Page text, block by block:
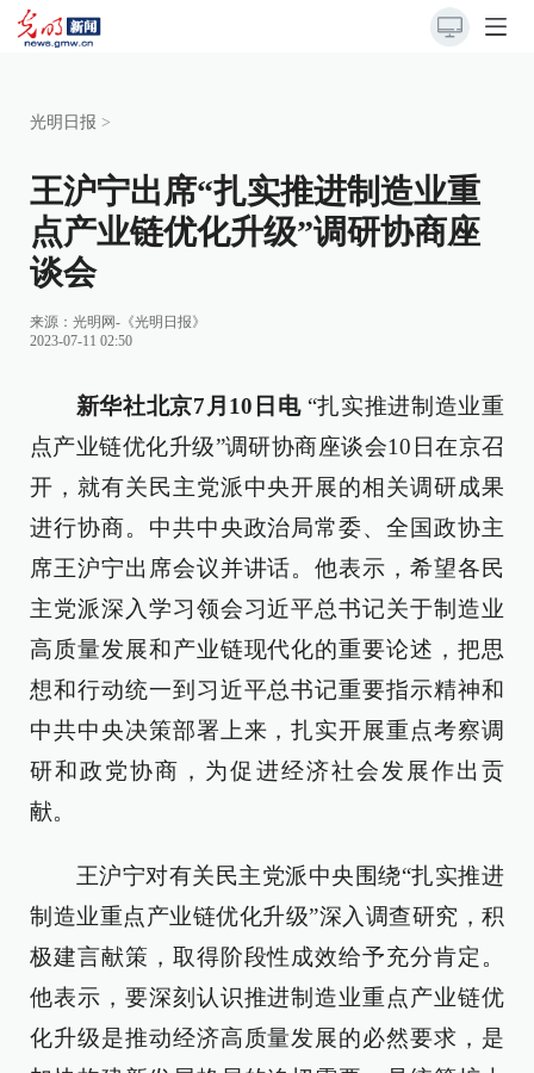
光明日报 >
王沪宁出席“扎实推进制造业重
点产业链优化升级”调研协商座
谈会
来源： 光明网-《光明日报》
2023-07-11 02:50
新华社北京7月10日电“扎实推进制造业重
点产业链优化升级”调研协商座谈会10日在京召
开，就有关民主党派中央开展的相关调研成果
进行协商。中共中央政治局常委、全国政协主
席王沪宁出席会议并讲话。他表示，希望各民
主党派深入学习领会习近平总书记关于制造业
高质量发展和产业链现代化的重要论述，把思
想和行动统一到习近平总书记重要指示精神和
中共中央决策部署上来，扎实开展重点考察调
研和政党协商，为促进经济社会发展作出贡
献。
王沪宁对有关民主党派中央围绕“扎实推进
制造业重点产业链优化升级”深入调查研究，积
极建言献策，取得阶段性成效给予充分肯定。
他表示，要深刻认识推进制造业重点产业链优
化升级是推动经济高质量发展的必然要求，是